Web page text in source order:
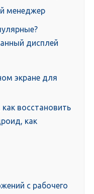
менеджер
дисплей
экране для
восстановить
как
с рабочего